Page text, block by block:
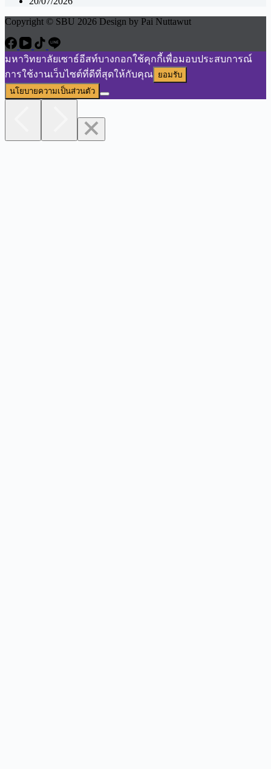
Copyright © SBU 2026 Design by Pai Nuttawut
มหาวิทยาลัยเซาธ์อีสท์บางกอกใช้คุกกี้เพื่อมอบประสบการณ์
การใช้งานเว็บไซต์ที่ดีที่สุดให้กับคุณ ยอมรับ
นโยบายความเป็นส่วนตัว